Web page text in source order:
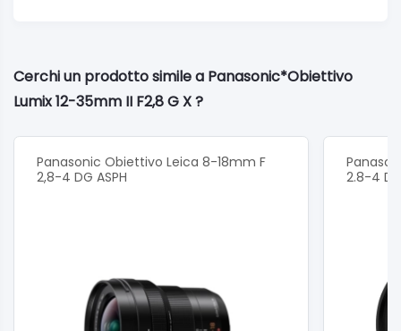
posteriore, paraluce, custodia per obiettivo
Cerchi un prodotto simile a Panasonic*Obiettivo
Lumix 12-35mm II F2,8 G X ?
Panasonic Obiettivo Leica 8-18mm F
2,8-4 DG ASPH
2.8-4